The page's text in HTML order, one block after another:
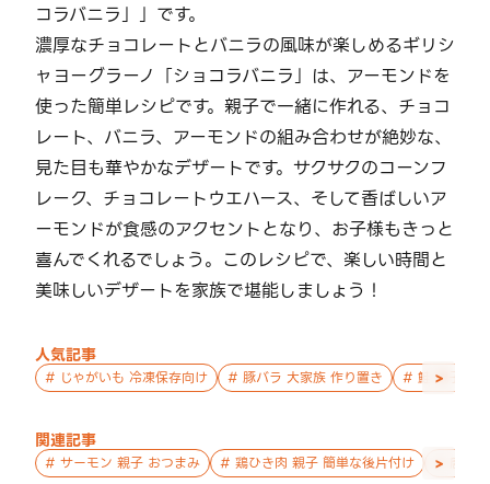
コラバニラ」」です。
濃厚なチョコレートとバニラの風味が楽しめるギリシ
ャヨーグラーノ「ショコラバニラ」は、アーモンドを
使った簡単レシピです。親子で一緒に作れる、チョコ
レート、バニラ、アーモンドの組み合わせが絶妙な、
見た目も華やかなデザートです。サクサクのコーンフ
レーク、チョコレートウエハース、そして香ばしいア
ーモンドが食感のアクセントとなり、お子様もきっと
喜んでくれるでしょう。このレシピで、楽しい時間と
美味しいデザートを家族で堪能しましょう！
人気記事
# じゃがいも 冷凍保存向け # 豚バラ 大家族 作り置き # 鮭 親子 作
>
関連記事
# サーモン 親子 おつまみ # 鶏ひき肉 親子 簡単な後片付け # 唐揚
>